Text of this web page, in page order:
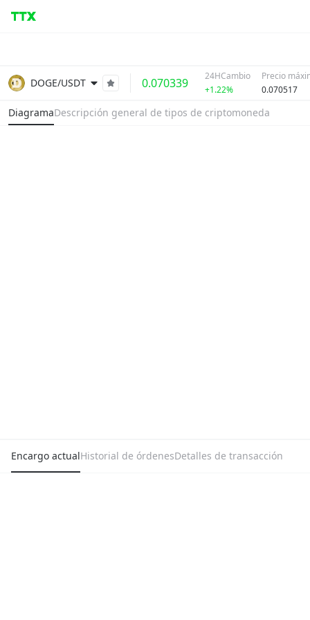
DOGE/USDT 0.070339
24HCambio
+1.22%
Precio
0.070517
DiagramaDescripción general de tipos de criptomoneda
Encargo actualHistorial de órdenesDetalles de transacción